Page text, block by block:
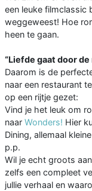
een leuke filmclassic
weggeweest! Hoe
heen te gaan.
“Liefde gaat door de
Daarom is de
naar een restaurant
op een rijtje gezet:
Vind je het leuk om
naar Wonders! Hier
Dining, allemaal
p.p.
Wil je echt groots
zelfs een compleet
jullie verhaal en